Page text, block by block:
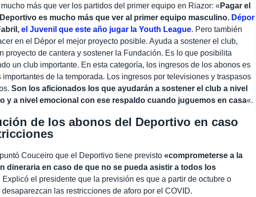
más que ver los partidos del primer equipo en Riazor: « Pagar el
es mucho más que ver al primer equipo masculino. Dépor
el Juvenil que este año jugar la Youth League. Pero también
en el Dépor el mejor proyecto posible. Ayuda a sostener el club,
proyecto de cantera y sostener la Fundación. Es lo que posibilita
un club importante. En esta categoría, los ingresos de los abonos es
importantes de la temporada. Los ingresos por televisiones y traspasos
Son los aficionados los que ayudarán a sostener el club a nivel
y a nivel emocional con ese respaldo cuando juguemos en casa«.
de los abonos del Deportivo en caso
Couceiro que el Deportivo tiene previsto«comprometerse a la
dineraria en caso de que no se pueda asistir a todos los
Explicó el presidente que la previsión es que a partir de octubre o
desaparezcan las restricciones de aforo por el COVID.